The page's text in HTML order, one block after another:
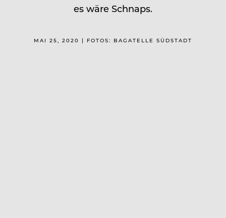
es wäre Schnaps.
MAI 25, 2020 | FOTOS: BAGATELLE SÜDSTADT